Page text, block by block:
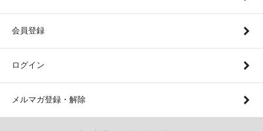
会員登録
ログイン
メルマガ登録・解除